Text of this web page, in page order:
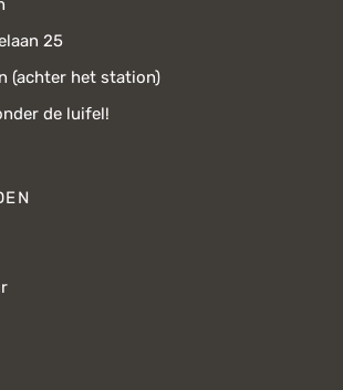
25
(achter het station)
de luifel!